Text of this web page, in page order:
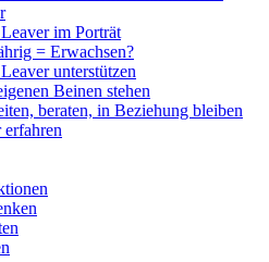
im Porträt
= Erwachsen?
unterstützen
Beinen stehen
beraten, in Beziehung bleiben